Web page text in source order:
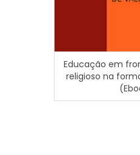
Educação em
religioso na